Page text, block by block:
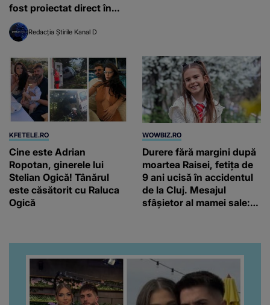
fost proiectat direct în
scara unui bloc
Redacția Știrile Kanal D
KFETELE.RO
Cine este Adrian
Ropotan, ginerele lui
Stelian Ogică! Tânărul
este căsătorit cu Raluca
Ogică
WOWBIZ.RO
Durere fără margini după
moartea Raisei, fetița de
9 ani ucisă în accidentul
de la Cluj. Mesajul
sfâșietor al mamei sale: